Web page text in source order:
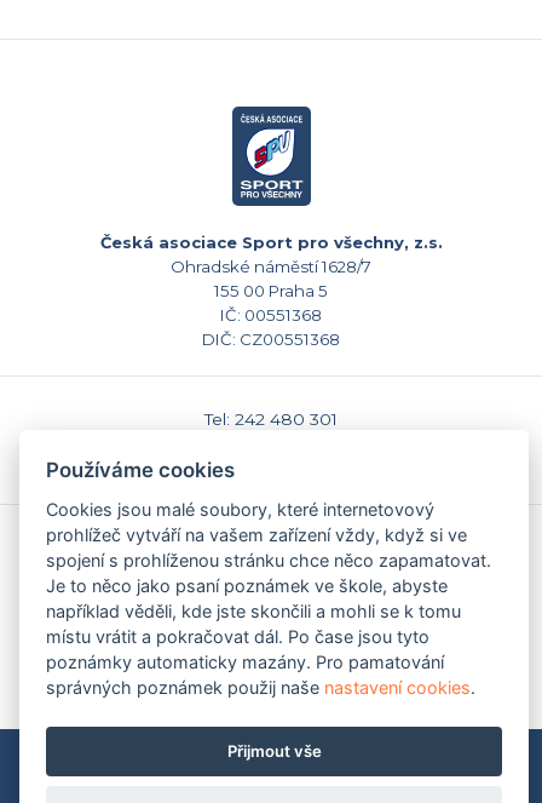
Česká asociace Sport pro všechny, z.s.
Ohradské náměstí 1628/7
155 00 Praha 5
IČ: 00551368
DIČ: CZ00551368
Tel: 242 480 301
www.caspv.cz
Kontakty
Domů
Napište nám
Facebook
Nastavení cookies
Pravidla ochrany soukromí (GDPR)
Používáme cookies
Cookies jsou malé soubory, které internetovový
prohlížeč vytváří na vašem zařízení vždy, když si ve
spojení s prohlíženou stránku chce něco zapamatovat.
Je to něco jako psaní poznámek ve škole, abyste
například věděli, kde jste skončili a mohli se k tomu
místu vrátit a pokračovat dál. Po čase jsou tyto
poznámky automaticky mazány. Pro pamatování
správných poznámek použij naše nastavení cookies.
Přijmout vše